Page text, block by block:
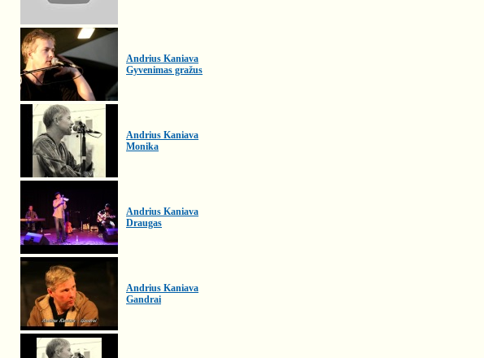
Andrius Kaniava
Gyvenimas gražus
Andrius Kaniava
Monika
Andrius Kaniava
Draugas
Andrius Kaniava
Gandrai